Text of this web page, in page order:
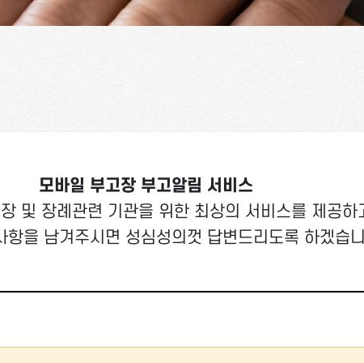
모바일 부고장 부고알림 서비스
및 장례관련 기관을 위한 최상의 서비스를 제공하
항을 남겨주시면 성심성의껏 답변드리도록 하겠습